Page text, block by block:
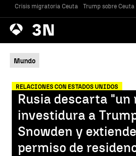
Crisis migratoria Ceuta Trump sobre Ceuta
Antena
3 Noticias
Mundo
RELACIONES CON ESTADOS UNIDOS
Rusia descarta "un
investidura a
Snowden y
permiso de